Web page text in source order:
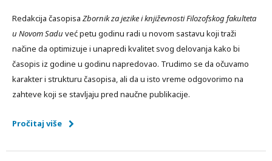
Redakcija časopisa Zbornik za jezike i književnosti Filozofskog fakulteta
u Novom Sadu već petu godinu radi u novom sastavu koji traži
načine da optimizuje i unapredi kvalitet svog delovanja kako bi
časopis iz godine u godinu napredovao. Trudimo se da očuvamo
karakter i strukturu časopisa, ali da u isto vreme odgovorimo na
zahteve koji se stavljaju pred naučne publikacije.
Pročitaj više